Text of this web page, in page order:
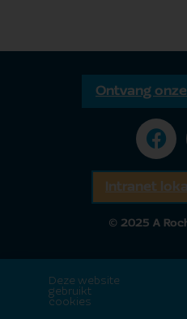
Ontvang
Intranet
© 2025 A
Deze website
gebruikt
cookies